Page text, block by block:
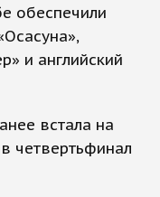
обеспечили
и английский
встала на
четвертьфинал